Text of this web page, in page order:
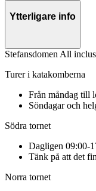
Ytterligare info
Stefansdomen All
Turer i katakomberna
Från måndag till
Söndagar och
Södra tornet
Dagligen 09:00-
Tänk på att det
Norra tornet